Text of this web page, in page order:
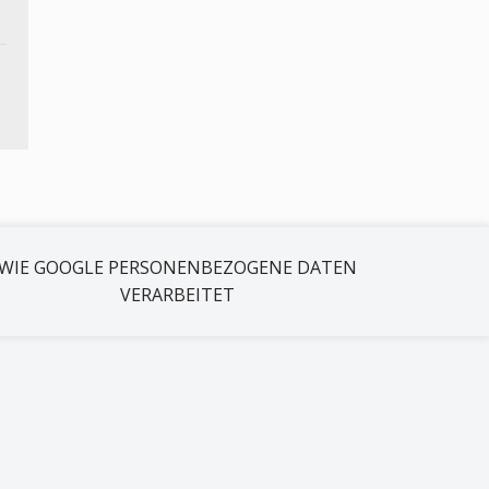
GOOGLE PERSONENBEZOGENE DATEN
VERARBEITET